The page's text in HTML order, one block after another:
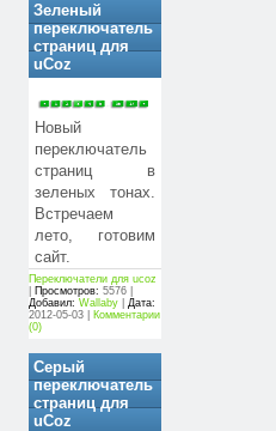
Зеленый
переключатель
страниц для
uCoz
Новый
переключатель
страниц в
зеленых тонах.
Встречаем
лето, готовим
сайт.
Переключатели для ucoz
Просмотров: 5576 |
Добавил: Wallaby
Дата:
2012-05-03
Комментарии
(0)
Серый
переключатель
страниц для
uCoz